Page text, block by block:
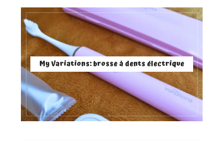
My Variations: brosse à dents électrique